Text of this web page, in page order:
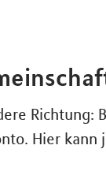
Richtung:
Hier